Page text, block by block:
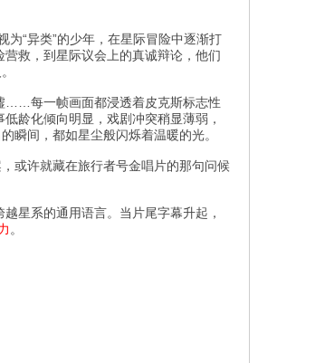
“异类”的少年，在星际冒险中逐渐打
救，到星际议会上的真诚辩论，他们
……每一帧画面都浸透着皮克斯标志性
龄化倾向明显，戏剧冲突稍显薄弱，
瞬间，都如星尘般闪烁着温暖的光。
或许就藏在旅行者号金唱片的那句问候
星系的通用语言。当片尾字幕升起，
。